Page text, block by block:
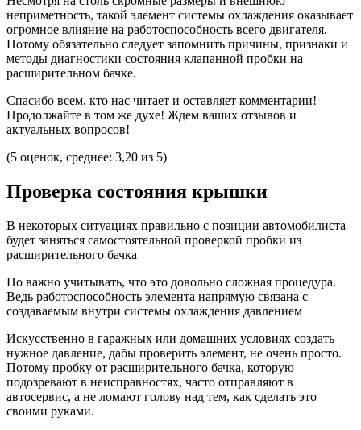
неприметность, такой элемент системы охлаждения оказывает
огромное влияние на работоспособность всего двигателя.
Потому обязательно следует запомнить причины, признаки и
методы диагностики состояния клапанной пробки на
расширительном бачке.
Спасибо всем, кто нас читает и оставляет комментарии!
Продолжайте в том же духе! Ждем ваших отзывов и
актуальных вопросов!
(5 оценок, среднее: 3,20 из 5)
Проверка состояния крышки
В некоторых ситуациях правильно с позиции автомобилиста
будет заняться самостоятельной проверкой пробки из
расширительного бачка
Но важно учитывать, что это довольно сложная процедура.
Ведь работоспособность элемента напрямую связана с
создаваемым внутри системы охлаждения давлением
Искусственно в гаражных или домашних условиях создать
нужное давление, дабы проверить элемент, не очень просто.
Потому пробку от расширительного бачка, которую
подозревают в неисправностях, часто отправляют в
автосервис, а не ломают голову над тем, как сделать это
своими руками.